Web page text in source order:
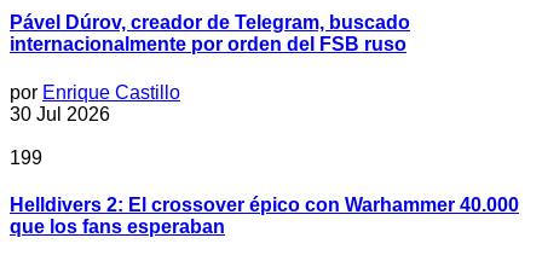
Pável Dúrov, creador de Telegram, buscado
internacionalmente por orden del FSB ruso
por Enrique Castillo
30 Jul 2026
199
Helldivers 2: El crossover épico con Warhammer 40.000
que los fans esperaban